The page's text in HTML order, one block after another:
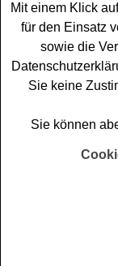
Falls Sie an
teilnehmen
Formular
Glück bei
Mit einem Klick
für den Einsatz
sowie die
Sie keine
Sie können